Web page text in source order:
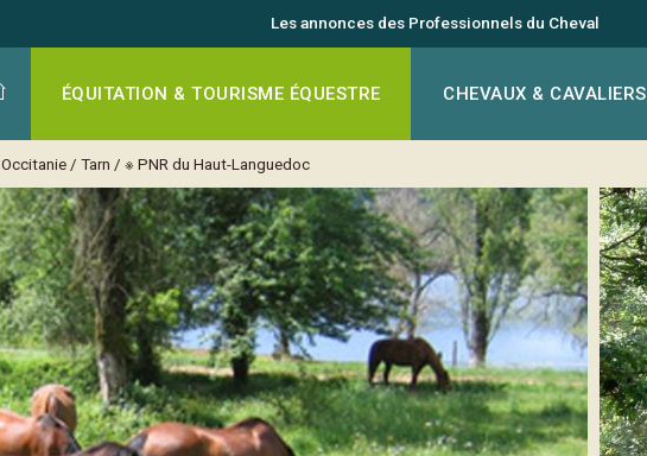
Les annonces des Professionnels du Cheval
ÉQUITATION & TOURISME ÉQUESTRE CHEVAUX & CAVALIERS
Occitanie / Tarn / ※ PNR du Haut-Languedoc